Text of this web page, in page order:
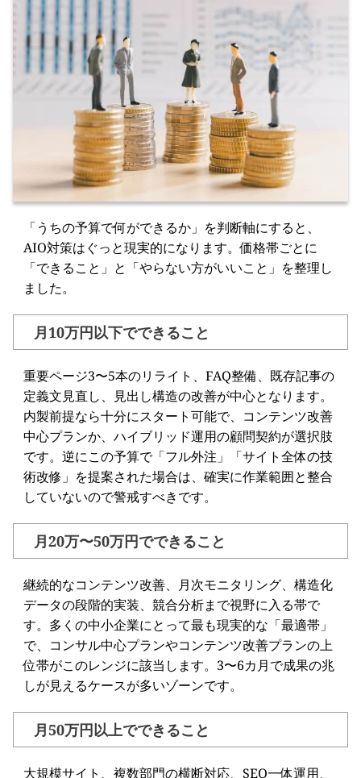
「うちの予算で何ができるか」を判断軸にすると、
AIO対策はぐっと現実的になります。価格帯ごとに
「できること」と「やらない方がいいこと」を整理し
ました。
月10万円以下でできること
重要ページ3〜5本のリライト、FAQ整備、既存記事の
定義文見直し、見出し構造の改善が中心となります。
内製前提なら十分にスタート可能で、コンテンツ改善
中心プランか、ハイブリッド運用の顧問契約が選択肢
です。逆にこの予算で「フル外注」「サイト全体の技
術改修」を提案された場合は、確実に作業範囲と整合
していないので警戒すべきです。
月20万〜50万円でできること
継続的なコンテンツ改善、月次モニタリング、構造化
データの段階的実装、競合分析まで視野に入る帯で
す。多くの中小企業にとって最も現実的な「最適帯」
で、コンサル中心プランやコンテンツ改善プランの上
位帯がこのレンジに該当します。3〜6カ月で成果の兆
しが見えるケースが多いゾーンです。
月50万円以上でできること
大規模サイト、複数部門の横断対応、SEO一体運用、